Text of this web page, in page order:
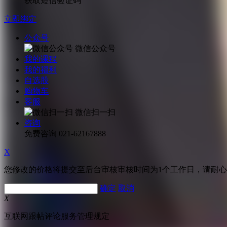
立即绑定
公众号
微信公众号
我的课程
我的福利
自选股
购物车
客服
微信扫一扫
咨询
免费咨询 021-62167888
X
您修改的价格将提交至后台审核审核时间为1个工作日，请耐
确定 取消
X
互联网跟帖评论服务管理规定